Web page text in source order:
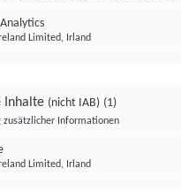
Limited, Irland
Inhalte (nicht IAB) (1)
zusätzlicher Informationen
Limited, Irland